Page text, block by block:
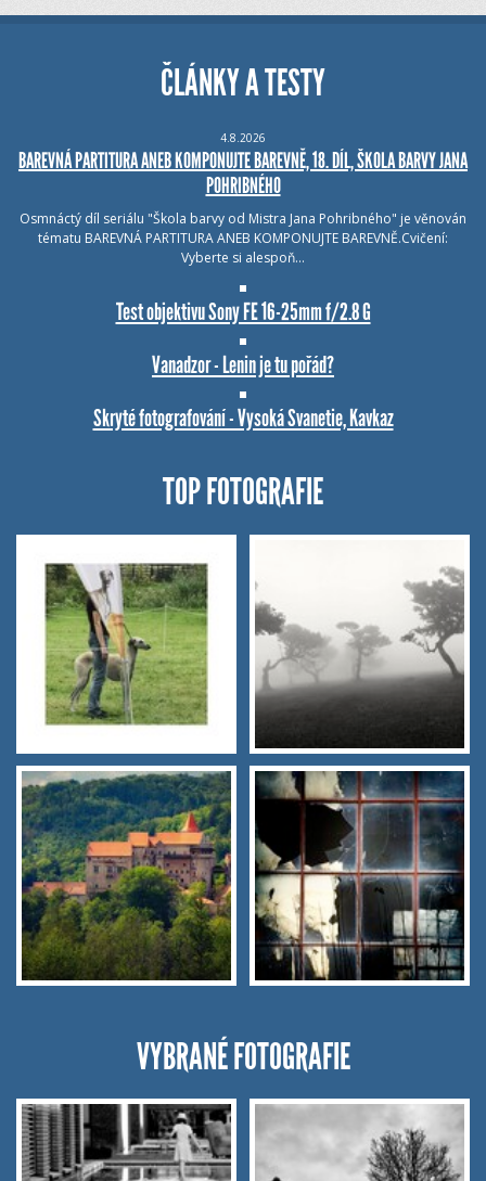
ČLÁNKY A TESTY
4.8.2026
BAREVNÁ PARTITURA ANEB KOMPONUJTE BAREVNĚ, 18. DÍL, ŠKOLA BARVY JANA
POHRIBNÉHO
Osmnáctý díl seriálu "Škola barvy od Mistra Jana Pohribného" je věnován
tématu BAREVNÁ PARTITURA ANEB KOMPONUJTE BAREVNĚ.Cvičení:
Vyberte si alespoň…
Test objektivu Sony FE 16-25mm f/2.8 G
Vanadzor - Lenin je tu pořád?
Skryté fotografování - Vysoká Svanetie, Kavkaz
TOP FOTOGRAFIE
VYBRANÉ FOTOGRAFIE